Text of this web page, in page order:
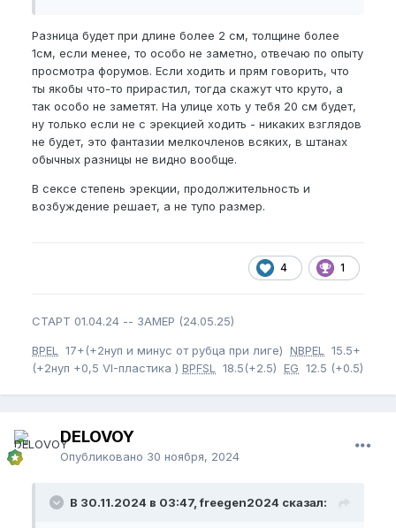
Разница будет при длине более 2 см, толщине более
1см, если менее, то особо не заметно, отвечаю по опыту
просмотра форумов. Если ходить и прям говорить, что
ты якобы что-то прирастил, тогда скажут что круто, а
так особо не заметят. На улице хоть у тебя 20 см будет,
ну только если не с эрекцией ходить - никаких взглядов
не будет, это фантазии мелкочленов всяких, в штанах
обычных разницы не видно вообще.
В сексе степень эрекции, продолжительность и
возбуждение решает, а не тупо размер.
4 1
СТАРТ 01.04.24 -- ЗАМЕР (24.05.25)
BPEL 17+(+2нуп и минус от рубца при лиге) NBPEL
15.5+
(+2нуп +0,5 VI-пластика ) BPFSL 18.5(+2.5) EG 12.5 (+0.5)
DELOVOY
Опубликовано 30 ноября, 2024
В 30.11.2024 в 03:47, freegen2024 сказал: